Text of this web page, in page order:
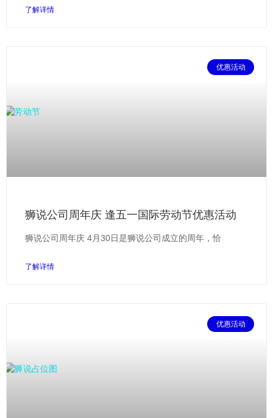
了解详情
优惠活动
狮说公司周年庆 逢五一国际劳动节优惠活动
狮说公司周年庆 4月30日是狮说公司成立的周年，恰
了解详情
优惠活动